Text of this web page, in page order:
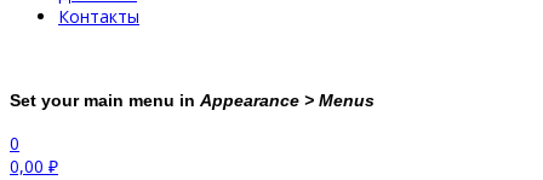
Контакты
Set your main menu in Appearance > Menus
0
0,00 ₽